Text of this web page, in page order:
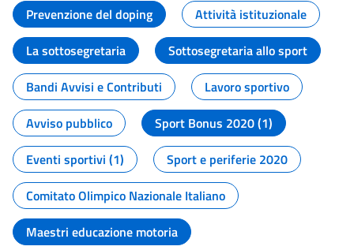
Prevenzione del doping
Attività istituzionale
La sottosegretaria
Sottosegretaria allo sport
Bandi Avvisi e Contributi
Lavoro sportivo
Avviso pubblico
Sport Bonus 2020 (1)
Eventi sportivi (1)
Sport e periferie 2020
Comitato Olimpico Nazionale Italiano
Maestri educazione motoria